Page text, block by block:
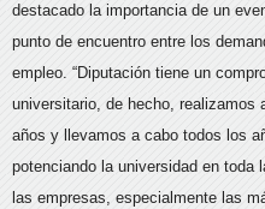
destacado la importancia de un
punto de encuentro entre los
empleo. “Diputación tiene un
universitario, de hecho, realizamos
años y llevamos a cabo todos los
potenciando la universidad en toda
las empresas, especialmente las